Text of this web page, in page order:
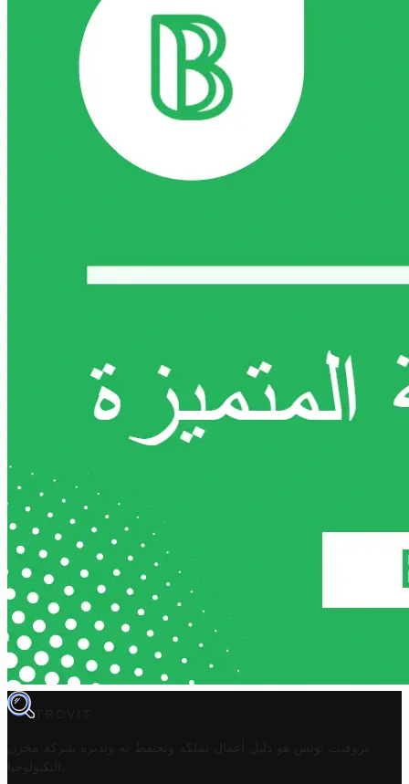
TROVIT
تروفيت تونس هو دليل أعمال تملكه وتحتفظ به وتديره
شركة مخزن
التكنولوجيا